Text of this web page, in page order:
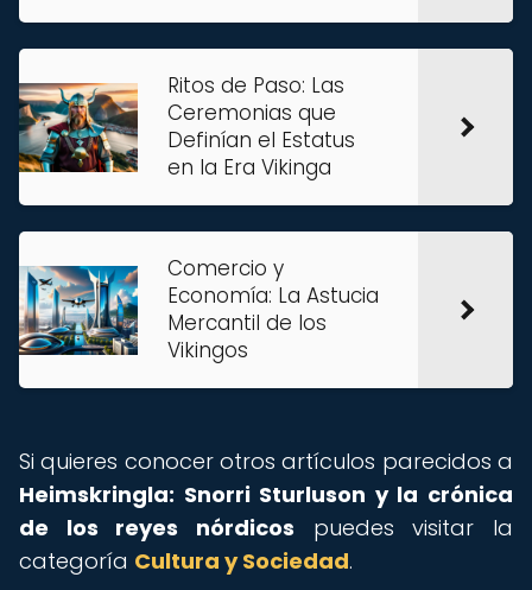
Ritos de Paso: Las
Ceremonias que
Definían el Estatus
en la Era Vikinga
Comercio y
Economía: La Astucia
Mercantil de los
Vikingos
Si quieres conocer otros artículos parecidos a
Heimskringla: Snorri Sturluson y la crónica
de los reyes nórdicos puedes visitar la
categoría Cultura y Sociedad.